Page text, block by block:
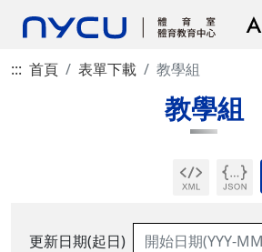
::: 首頁 表單下載 教學組
教學組
更新日期(起日)